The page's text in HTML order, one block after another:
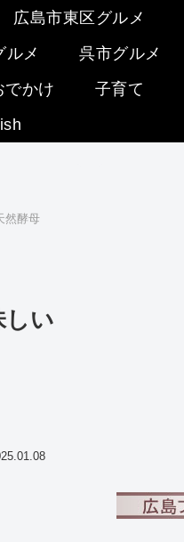
広島市東区グルメ
ルメ 呉市グルメ
でかけ 子育て
然酵母
しい